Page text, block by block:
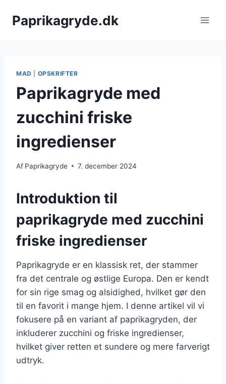
Paprikagryde.dk
MAD OPSKRIFTER
Paprikagryde med
zucchini friske
ingredienser
Af Paprikagryde 7. december 2024
Introduktion til
paprikagryde med zucchini
friske ingredienser
Paprikagryde er en klassisk ret, der stammer
fra det centrale og østlige Europa. Den er kendt
for sin rige smag og alsidighed, hvilket gør den
til en favorit i mange hjem. I denne artikel vil vi
fokusere på en variant af paprikagryden, der
inkluderer zucchini og friske ingredienser,
hvilket giver retten et sundere og mere farverigt
udtryk.